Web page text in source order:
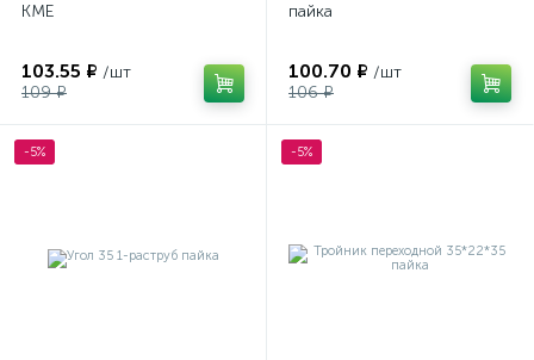
КМЕ
103.55 ₽ /шт
109 ₽
пайка
100.70 ₽ /шт
106 ₽
-5% -5%